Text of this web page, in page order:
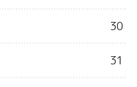
30
31